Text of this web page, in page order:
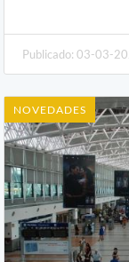
Publicado: 03-03-
NOVEDADES